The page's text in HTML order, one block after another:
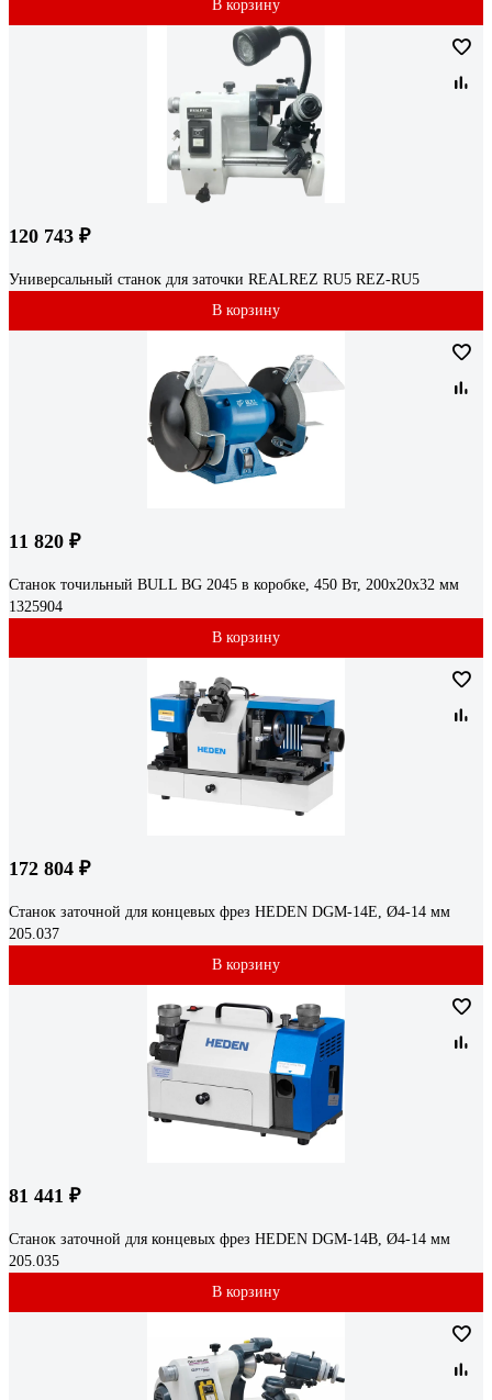
В корзину
120 743 ₽
Универсальный станок для заточки REALREZ RU5 REZ-RU5
В корзину
11 820 ₽
Станок точильный BULL BG 2045 в коробке, 450 Вт, 200х20х32 мм
1325904
В корзину
172 804 ₽
Станок заточной для концевых фрез HEDEN DGM-14E, Ø4-14 мм
205.037
В корзину
81 441 ₽
Станок заточной для концевых фрез HEDEN DGM-14B, Ø4-14 мм
205.035
В корзину